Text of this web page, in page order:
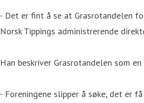
- Det er fint å se at Grasrotandelen
Norsk Tippings administrerende
Han beskriver Grasrotandelen som
- Foreningene slipper å søke, det er